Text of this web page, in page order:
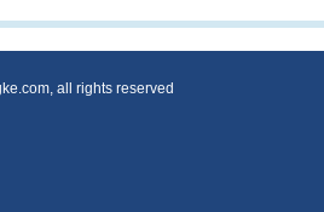
all rights reserved